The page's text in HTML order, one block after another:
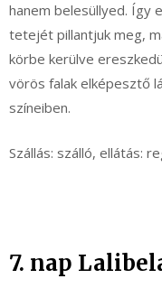
hanem belesüllyed. Így
tetejét pillantjuk meg,
körbe kerülve
vörös falak elképesztő
színeiben.
Szállás: szálló, ellátás:
7. nap